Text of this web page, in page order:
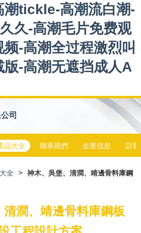
潮tickle-高潮流白潮-
久-高潮毛片免费观
-高潮全过程激烈叫
版-高潮无遮挡成人A
司
品大全 聯系我們 企業信息 訪客
全 > 神木、吳堡、清澗、靖邊骨料庫鋼
澗、靖邊骨料庫鋼板